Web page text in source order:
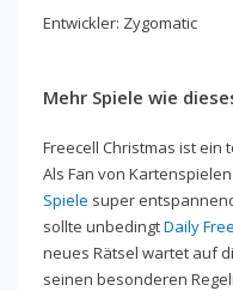
Entwickler: Zygomatic
Mehr Spiele wie
Freecell Christmas ist ein
Als Fan von
Spiele super
sollte unbedingtDaily
neues Rätsel wartet auf
seinen besonderen